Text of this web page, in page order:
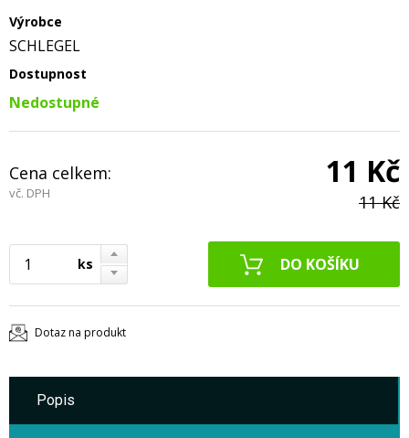
Výrobce
SCHLEGEL
Dostupnost
Nedostupné
Cena celkem:
vč. DPH
11 Kč
11 Kč
ks
Dotaz na produkt
Popis